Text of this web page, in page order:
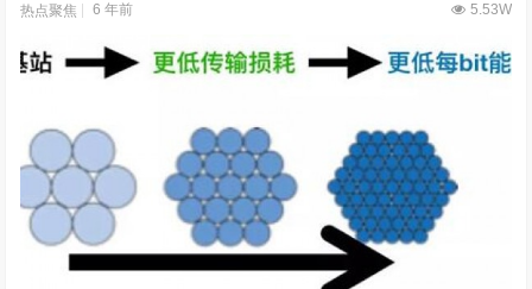
热点聚焦 6 年前 5.53W